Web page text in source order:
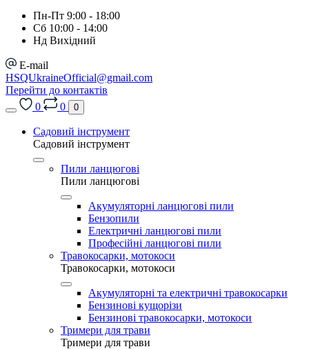
Пн-Пт 9:00 - 18:00
Сб 10:00 - 14:00
Нд Вихідний
E-mail
HSQUkraineOfficial@gmail.com
Перейти до контактів
0
0 0
Садовий інструмент
Садовий інструмент
Пили ланцюгові
Пили ланцюгові
Акумуляторні ланцюгові пили
Бензопили
Електричні ланцюгові пили
Професійні ланцюгові пили
Травокосарки, мотокоси
Травокосарки, мотокоси
Акумуляторні та електричні травокосарки
Бензинові кущорізи
Бензинові травокосарки, мотокоси
Тримери для трави
Тримери для трави